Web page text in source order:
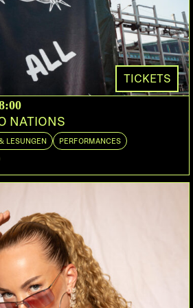
Credo der frühen
er die Bühne zwischen
seine ersten Gedichte
zu geben, was ihm sofort
bescherte. Mit einem
in der Tasche, arbeitete er
als Übersetzer an der Börse
sein einziger regulärer Job
—, woher auch sein
einen kommunistischen
seither seinen
Widersprüche nicht
Fussbalfan, und hat sich
als ein Spekulant
TICKETS
NATIONS
LESUNGEN PERFORMANCES